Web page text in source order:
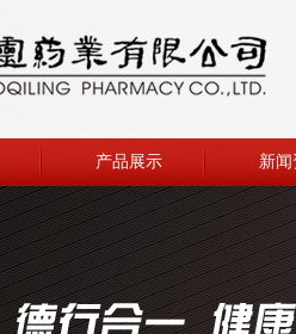
产品展示 新闻